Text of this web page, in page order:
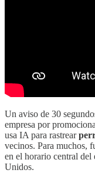
Un aviso de 30
empresa por
usa IA para rastrear
vecinos. Para muchos,
en el horario central del
Unidos.